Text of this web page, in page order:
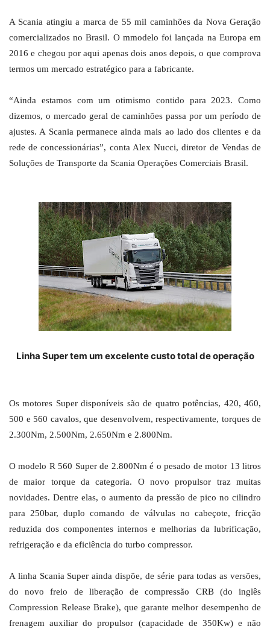
A Scania atingiu a marca de 55 mil caminhões da Nova Geração
comercializados no Brasil. O mmodelo foi lançada na Europa em
2016 e chegou por aqui apenas dois anos depois, o que comprova
termos um mercado estratégico para a fabricante.
“Ainda estamos com um otimismo contido para 2023. Como
dizemos, o mercado geral de caminhões passa por um período de
ajustes. A Scania permanece ainda mais ao lado dos clientes e da
rede de concessionárias”, conta Alex Nucci, diretor de Vendas de
Soluções de Transporte da Scania Operações Comerciais Brasil.
Linha Super tem um excelente custo total de operação
Os motores Super disponíveis são de quatro potências, 420, 460,
500 e 560 cavalos, que desenvolvem, respectivamente, torques de
2.300Nm, 2.500Nm, 2.650Nm e 2.800Nm.
O modelo R 560 Super de 2.800Nm é o pesado de motor 13 litros
de maior torque da categoria. O novo propulsor traz muitas
novidades. Dentre elas, o aumento da pressão de pico no cilindro
para 250bar, duplo comando de válvulas no cabeçote​, fricção
reduzida dos componentes internos e melhorias da lubrificação,
refrigeração e da eficiência do turbo compressor. ​
A linha Scania Super ainda dispõe, de série para todas as versões,
do novo freio de liberação de compressão CRB (do inglês
Compression Release Brake), que garante melhor desempenho de
frenagem auxiliar do propulsor (capacidade de 350Kw) e não